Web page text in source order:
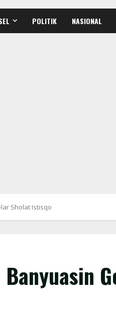
POLITIK NASIONAL
Sholat Istisqo